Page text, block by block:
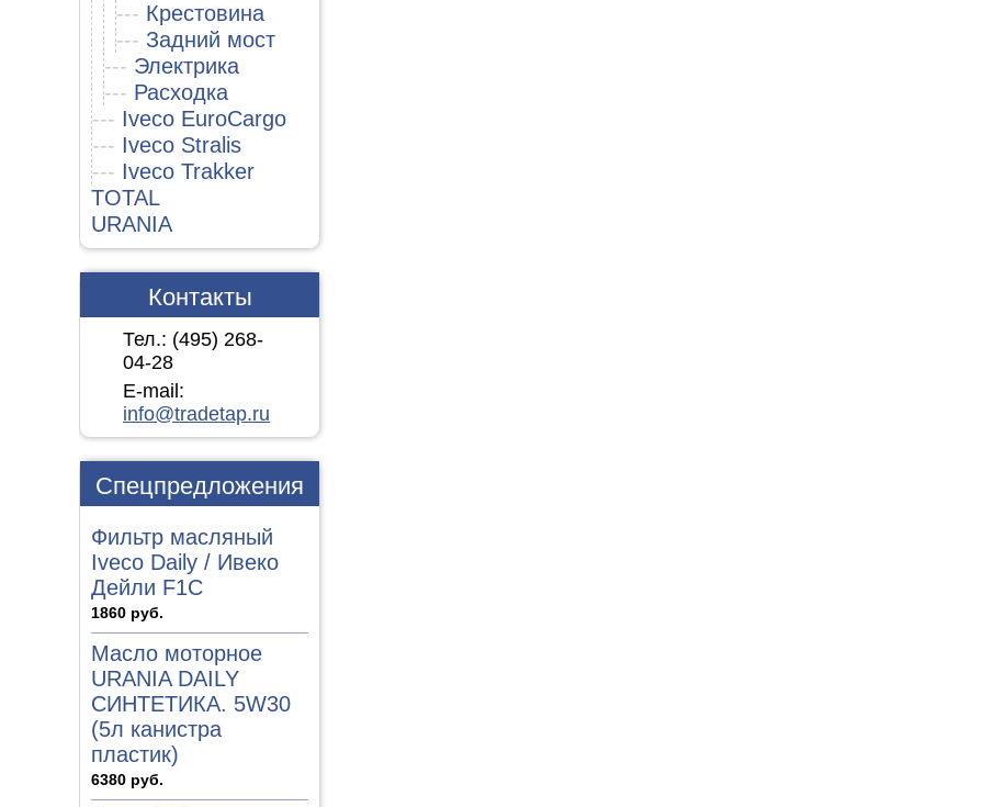
--- Крестовина
--- Задний мост
--- Электрика
--- Расходка
--- Iveco EuroCargo
--- Iveco Stralis
--- Iveco Trakker
TOTAL
URANIA
Контакты
Тел.: (495) 268-
04-28
E-mail:
info@tradetap.ru
Спецпредложения
Фильтр масляный
Iveco Daily / Ивеко
Дейли F1C
1860 руб.
Масло моторное
URANIA DAILY
СИНТЕТИКА. 5W30
(5л канистра
пластик)
6380 руб.